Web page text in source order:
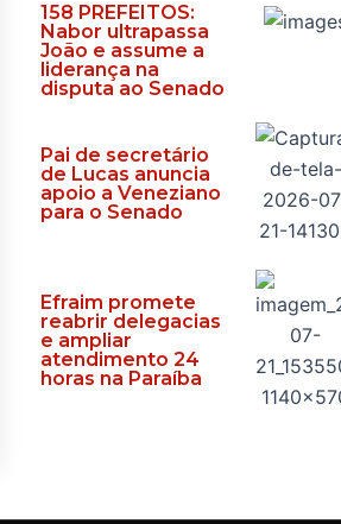
158 PREFEITOS:
Nabor ultrapassa
João e assume a
liderança na
disputa ao Senado
Pai de secretário
de Lucas anuncia
apoio a Veneziano
para o Senado
Efraim promete
reabrir delegacias
e ampliar
atendimento 24
horas na Paraíba